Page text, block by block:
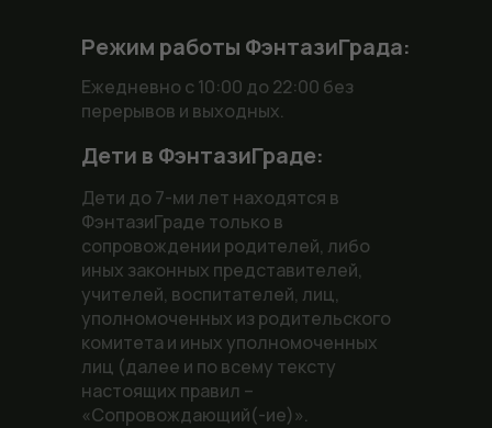
Режим работы ФэнтазиГрада:
Ежедневно с 10:00 до 22:00 без
перерывов и выходных.
Дети в ФэнтазиГраде:
Дети до 7-ми лет находятся в
ФэнтазиГраде только в
сопровождении родителей, либо
иных законных представителей,
учителей, воспитателей, лиц,
уполномоченных из родительского
комитета и иных уполномоченных
лиц (далее и по всему тексту
настоящих правил –
«Сопровождающий(-ие)».